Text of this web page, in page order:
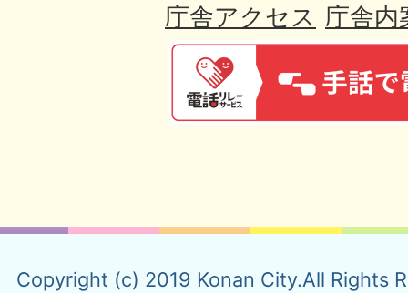
庁舎アクセス 庁舎内
Copyright (c) 2019 Konan City.All Rights